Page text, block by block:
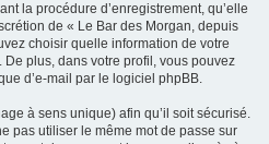
la procédure d’enregistrement, qu’elle
de « Le Bar des Morgan, depuis
choisir quelle information de votre
plus, dans votre profil, vous pouvez
d’e-mail par le logiciel phpBB.
à sens unique) afin qu’il soit sécurisé.
pas utiliser le même mot de passe sur